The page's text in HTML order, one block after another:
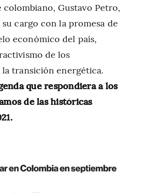
colombiano, Gustavo Petro,
cargo con la promesa de
económico del país,
de los
transición energética.
que respondiera a los
de las históricas